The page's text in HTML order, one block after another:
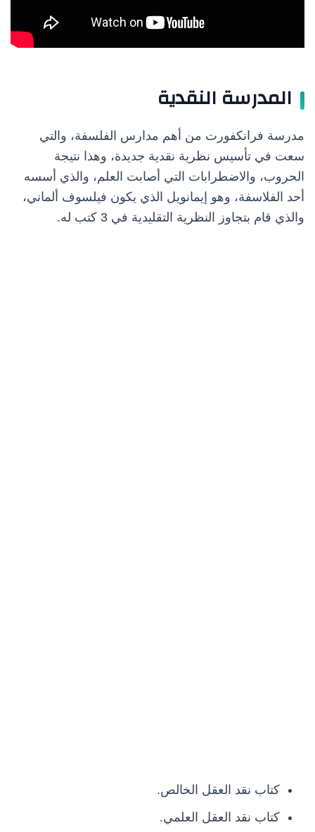
المدرسة النقدية
مدرسة فرانكفورت من أهم مدارس الفلسفة، والتي
سعت في تأسيس نظرية نقدية جديدة، وهذا نتيجة
الحروب، والاضطرابات التي أصابت العلم، والذي أسسه
أحد الفلاسفة، وهو إيمانويل الذي يكون فيلسوف ألماني،
والذي قام بتجاوز النظرية التقليدية في 3 كتب له.
كتاب نقد العقل الخالص.
كتاب نقد العقل العلمي.